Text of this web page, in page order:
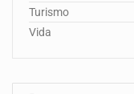
Turismo
Vida